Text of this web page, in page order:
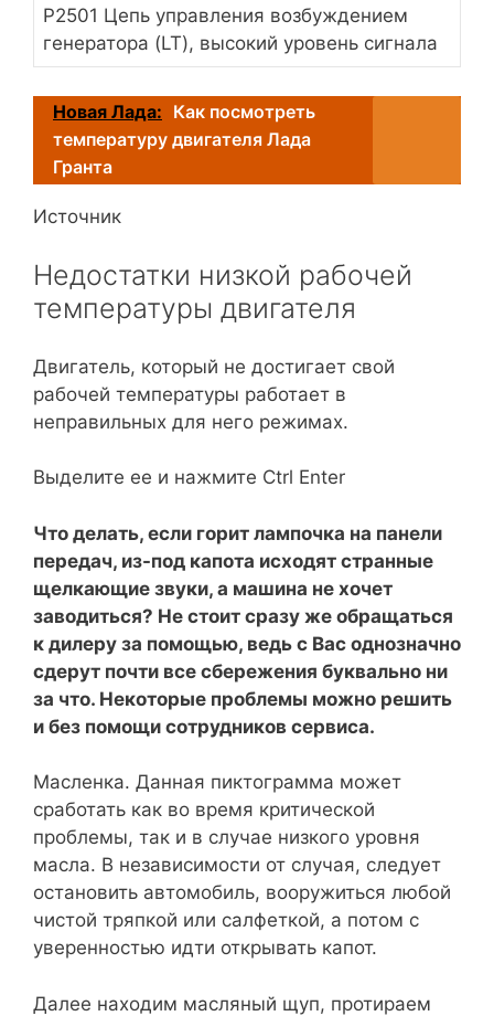
P2501 Цепь управления возбуждением
генератора (LT), высокий уровень сигнала
Новая Лада: Как посмотреть
температуру двигателя Лада
Гранта
Источник
Недостатки низкой рабочей
температуры двигателя
Двигатель, который не достигает свой
рабочей температуры работает в
неправильных для него режимах.
Выделите ее и нажмите Ctrl Enter
Что делать, если горит лампочка на панели
передач, из-под капота исходят странные
щелкающие звуки, а машина не хочет
заводиться? Не стоит сразу же обращаться
к дилеру за помощью, ведь с Вас однозначно
сдерут почти все сбережения буквально ни
за что. Некоторые проблемы можно решить
и без помощи сотрудников сервиса.
Масленка. Данная пиктограмма может
сработать как во время критической
проблемы, так и в случае низкого уровня
масла. В независимости от случая, следует
остановить автомобиль, вооружиться любой
чистой тряпкой или салфеткой, а потом с
уверенностью идти открывать капот.
Далее находим масляный щуп, протираем